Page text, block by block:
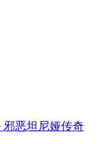
邪恶坦尼娅传奇